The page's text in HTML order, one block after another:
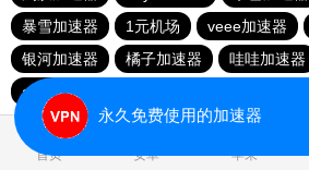
暴雪加速器
1元机场 veee加速器
银河加速器
橘子加速器 哇哇加速器
anyconnect
首页 安卓 苹果
永久免费使用的加速器